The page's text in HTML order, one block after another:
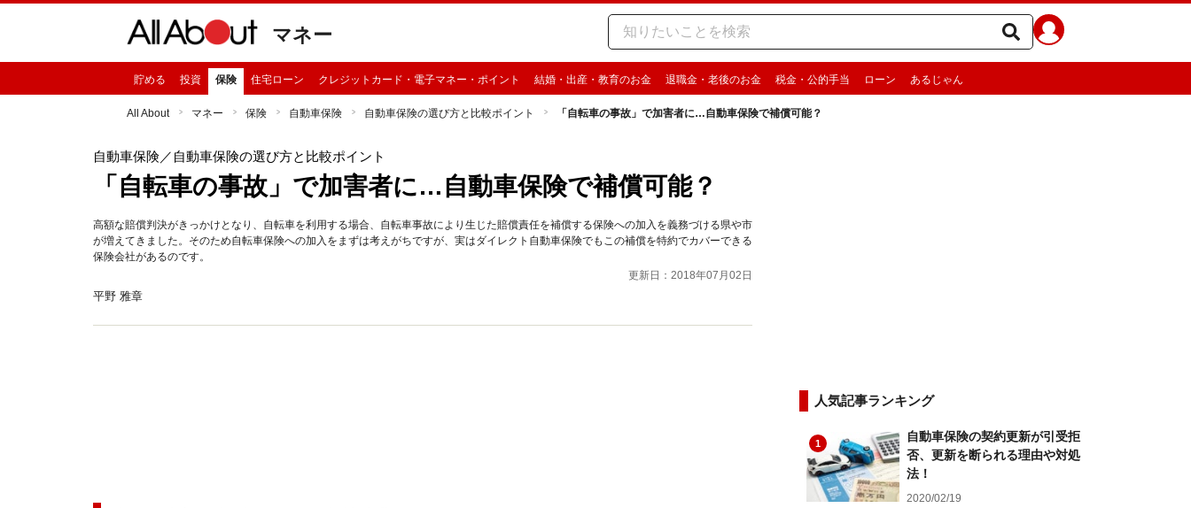
マネー
貯める 投資 保険 住宅ローン クレジットカード・電子マネー・ポイント 結婚・出産・教育のお金 退職金・老後のお金 税金・公的手当 ローン あるじゃん
All About マネー 保険 自動車保険 自動車保険の選び方と比較ポイント 「自転車の事故」で加害者に…自動車保険で補償可能？
自動車保険／自動車保険の選び方と比較ポイント
「自転車の事故」で加害者に…自動車保険で補償可能？
高額な賠償判決がきっかけとなり、自転車を利用する場合、自転車事故により生じた賠償責任を補償する保険への加入を義務づける県や市
が増えてきました。そのため自転車保険への加入をまずは考えがちですが、実はダイレクト自動車保険でもこの補償を特約でカバーできる
保険会社があるのです。
更新日：2018年07月02日
平野 雅章
人気記事ランキング
1
自動車保険の契約更新が引受拒
否、更新を断られる理由や対処
法！
2020/02/19